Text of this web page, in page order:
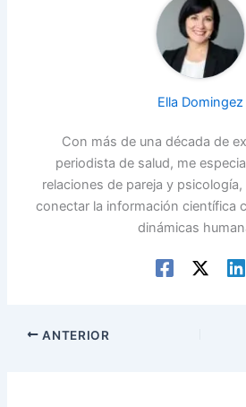
Ella Domingez
Con más de una década de
periodista de salud, me
relaciones de pareja y
conectar la información científica
dinámicas
ANTERIOR